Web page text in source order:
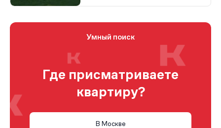
Умный поиск
Где присматриваете
квартиру?
В Москве